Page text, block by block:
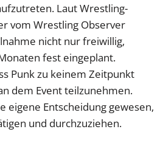
Laut Wrestling-
vom Wrestling Observer
nicht nur freiwillig,
fest eingeplant.
Punk zu keinem Zeitpunkt
dem Event teilzunehmen.
eigene Entscheidung gewesen,
und durchzuziehen.